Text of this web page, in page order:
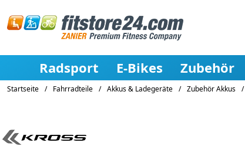
Radsport E-Bikes Zubehör
Startseite / Fahrradteile / Akkus & Ladegeräte / Zubehör Akkus /